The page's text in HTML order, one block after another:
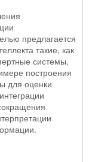
предлагается
такие, как
системы,
построения
для оценки